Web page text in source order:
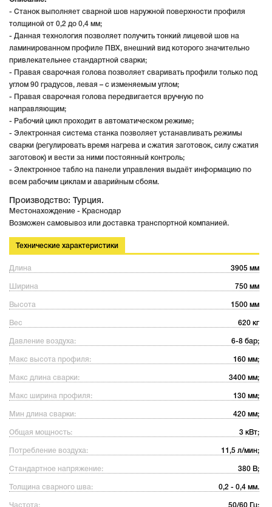
- Станок выполняет сварной шов наружной поверхности профиля
толщиной от 0,2 до 0,4 мм;
- Данная технология позволяет получить тонкий лицевой шов на
ламинированном профиле ПВХ, внешний вид которого значительно
привлекательнее стандартной сварки;
- Правая сварочная голова позволяет сваривать профили только под
углом 90 градусов, левая – с изменяемым углом;
- Правая сварочная голова передвигается вручную по
направляющим;
- Рабочий цикл проходит в автоматическом режиме;
- Электронная система станка позволяет устанавливать режимы
сварки (регулировать время нагрева и сжатия заготовок, силу сжатия
заготовок) и вести за ними постоянный контроль;
- Электронное табло на панели управления выдаёт информацию по
всем рабочим циклам и аварийным сбоям.
Производство: Турция.
Местонахождение - Краснодар
Возможен самовывоз или доставка транспортной компанией.
Технические характеристики
Длина 3905 мм
Ширина 750 мм
Высота 1500 мм
Вес 620 кг
Давление воздуха: 6-8 бар;
Макс высота профиля: 160 мм;
Макс длина сварки: 3400 мм;
Макс ширина профиля: 130 мм;
Мин длина сварки: 420 мм;
Общая мощность: 3 кВт;
Потребление воздуха: 11,5 л/мин;
Стандартное напряжение: 380 В;
Толщина сварного шва: 0,2 - 0,4 мм.
Частота: 50/60 Гц;